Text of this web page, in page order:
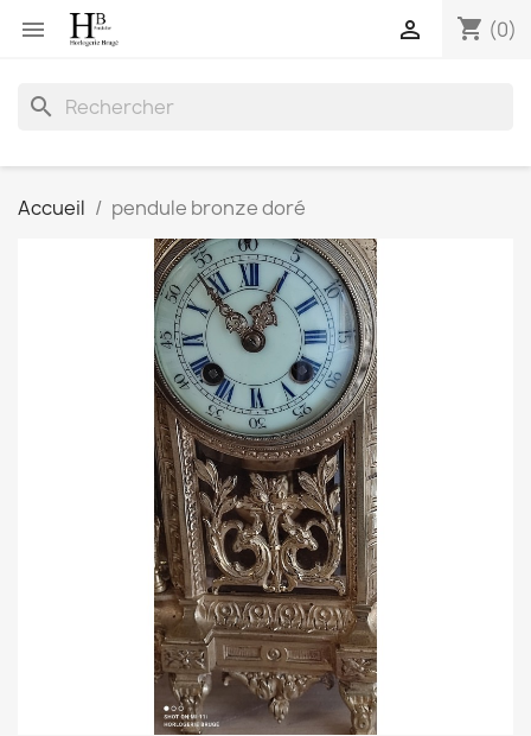
 shopping_cart (0)

search
Accueil pendule bronze doré